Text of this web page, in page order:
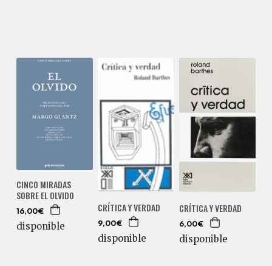
CINCO MIRADAS
SOBRE EL OLVIDO
16,00€
disponible
CRÍTICA Y VERDAD
9,00€
disponible
CRÍTICA Y VERDAD
6,00€
disponible